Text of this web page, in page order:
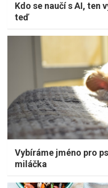
Kdo se naučí s AI, ten
teď
Vybíráme jméno pro
miláčka